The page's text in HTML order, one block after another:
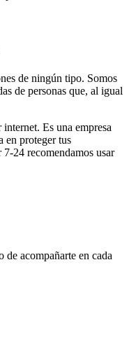
de ningún tipo. Somos
de personas que, al igual
Es una empresa
en proteger tus
7-24 recomendamos usar
acompañarte en cada